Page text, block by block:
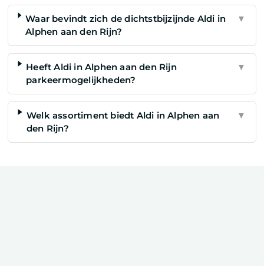
Waar bevindt zich de dichtstbijzijnde Aldi in
Alphen aan den Rijn?
▼
Heeft Aldi in Alphen aan den Rijn
parkeermogelijkheden?
▼
Welk assortiment biedt Aldi in Alphen aan
den Rijn?
▼